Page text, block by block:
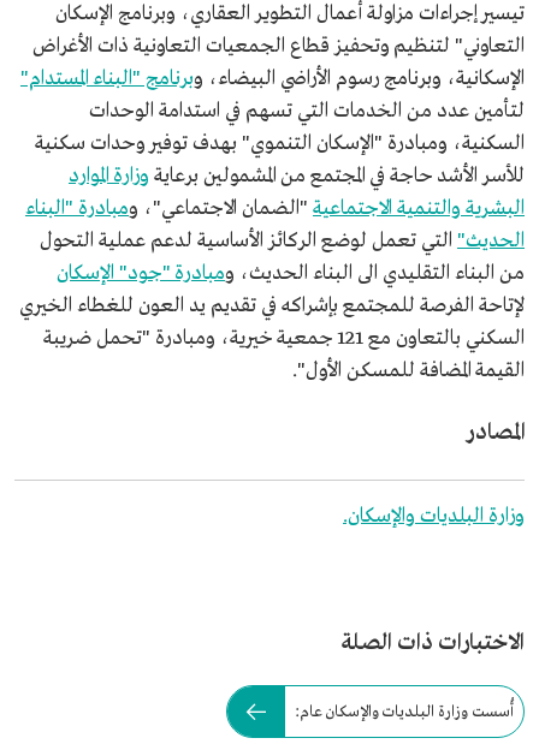
تيسير إجراءات مزاولة أعمال التطوير العقاري، وبرنامج الإسكان
التعاوني" لتنظيم وتحفيز قطاع الجمعيات التعاونية ذات الأغراض
الإسكانية، وبرنامج رسوم الأراضي البيضاء، وبرنامج "البناء المستدام"
لتأمين عدد من الخدمات التي تسهم في استدامة الوحدات
السكنية، ومبادرة "الإسكان التنموي" بهدف توفير وحدات سكنية
للأسر الأشد حاجة في المجتمع من المشمولين برعاية وزارة الموارد
البشرية والتنمية الاجتماعية "الضمان الاجتماعي"، ومبادرة "البناء
الحديث" التي تعمل لوضع الركائز الأساسية لدعم عملية التحول
من البناء التقليدي الى البناء الحديث، ومبادرة "جود" الإسكان
لإتاحة الفرصة للمجتمع بإشراكه في تقديم يد العون للغطاء الخيري
السكني بالتعاون مع 121 جمعية خيرية، ومبادرة "تحمل ضريبة
القيمة المضافة للمسكن الأول".
المصادر
وزارة البلديات والإسكان.
الاختبارات ذات الصلة
أُسست وزارة البلديات والإسكان عام: